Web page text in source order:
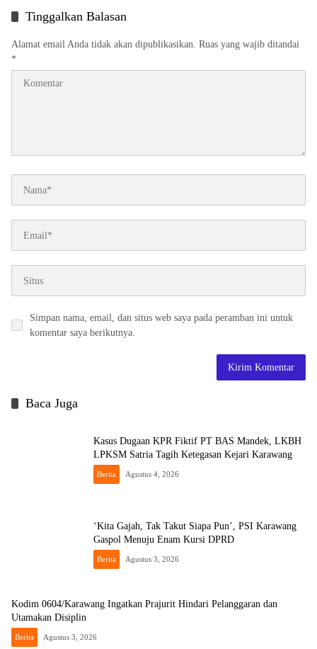
Tinggalkan Balasan
Alamat email Anda tidak akan dipublikasikan. Ruas yang wajib ditandai
*
Simpan nama, email, dan situs web saya pada peramban ini untuk
komentar saya berikutnya.
Baca Juga
Kasus Dugaan KPR Fiktif PT BAS Mandek, LKBH
LPKSM Satria Tagih Ketegasan Kejari Karawang
Berita Agustus 4, 2026
‘Kita Gajah, Tak Takut Siapa Pun’, PSI Karawang
Gaspol Menuju Enam Kursi DPRD
Berita Agustus 3, 2026
Kodim 0604/Karawang Ingatkan Prajurit Hindari Pelanggaran dan
Utamakan Disiplin
Berita Agustus 3, 2026